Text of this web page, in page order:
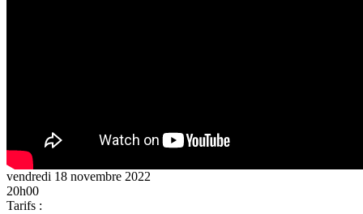
vendredi 18 novembre 2022
20h00
Tarifs :